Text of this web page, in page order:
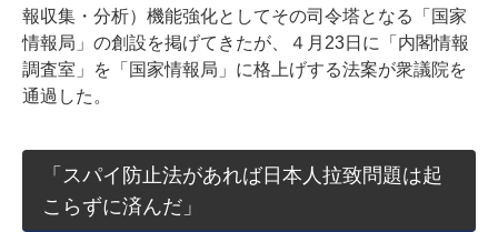
報収集・分析）機能強化としてその司令塔となる「国家
情報局」の創設を掲げてきたが、４月23日に「内閣情報
調査室」を「国家情報局」に格上げする法案が衆議院を
通過した。
「スパイ防止法があれば日本人拉致問題は起
こらずに済んだ」